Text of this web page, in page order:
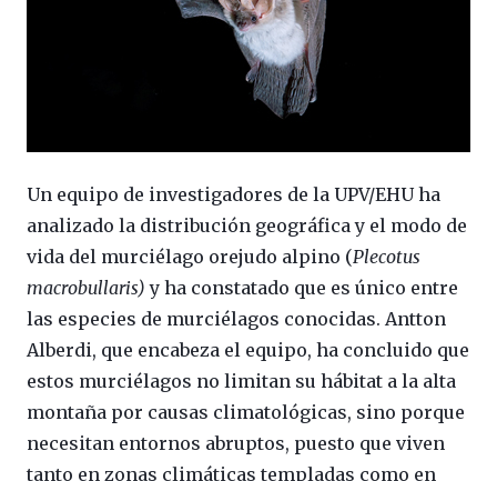
Un equipo de investigadores de la UPV/EHU ha
analizado la distribución geográfica y el modo de
vida del murciélago orejudo alpino (Plecotus
macrobullaris) y ha constatado que es único entre
las especies de murciélagos conocidas. Antton
Alberdi, que encabeza el equipo, ha concluido que
estos murciélagos no limitan su hábitat a la alta
montaña por causas climatológicas, sino porque
necesitan entornos abruptos, puesto que viven
tanto en zonas climáticas templadas como en